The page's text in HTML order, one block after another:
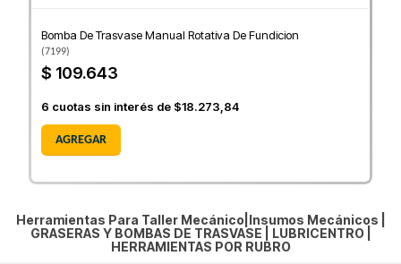
Bomba De Trasvase Manual Rotativa De Fundicion
(7199)
$ 109.643
6 cuotas sin interés de $18.273,84
AGREGAR
Herramientas Para Taller Mecánico|Insumos Mecánicos |
GRASERAS Y BOMBAS DE TRASVASE
LUBRICENTRO
HERRAMIENTAS POR RUBRO